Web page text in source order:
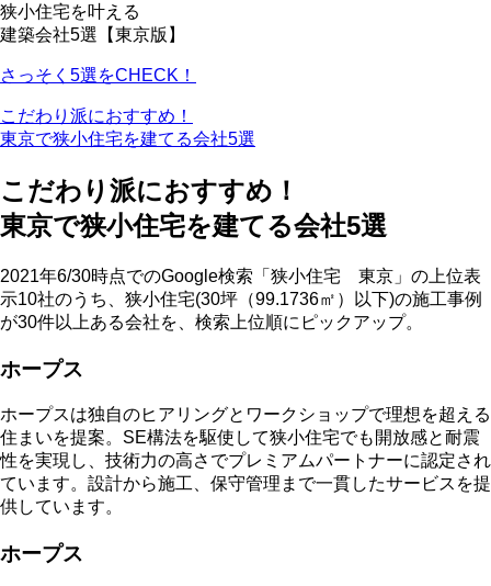
狭小住宅を叶える
建築会社5選【東京版】
さっそく5選をCHECK！
こだわり派におすすめ！
東京で狭小住宅を建てる会社5選
こだわり派におすすめ！
東京で狭小住宅を建てる会社5選
2021年6/30時点でのGoogle検索「狭小住宅 東京」の上位表
示10社のうち、狭小住宅(30坪（99.1736㎡）以下)の施工事例
が30件以上ある会社を、検索上位順にピックアップ。
ホープス
ホープスは独自のヒアリングとワークショップで理想を超える
住まいを提案。SE構法を駆使して狭小住宅でも開放感と耐震
性を実現し、技術力の高さでプレミアムパートナーに認定され
ています。設計から施工、保守管理まで一貫したサービスを提
供しています。
ホープス